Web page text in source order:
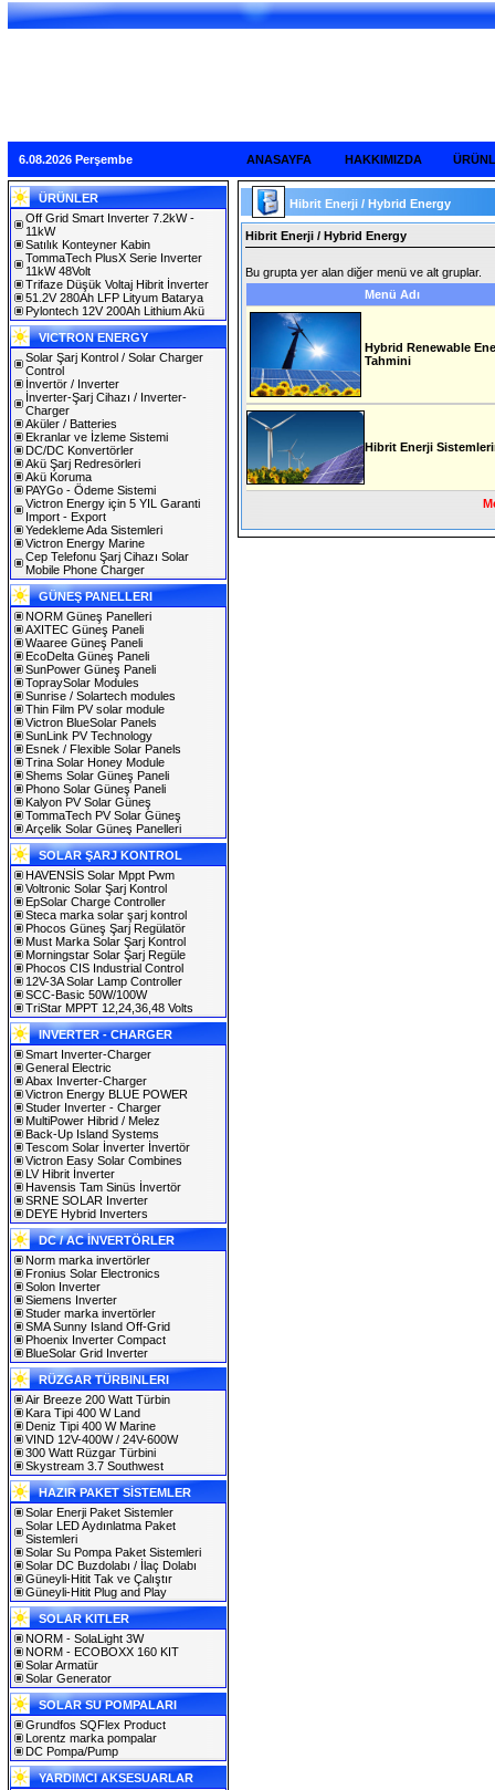
6.08.2026 Perşembe ANASAYFA HAKKIMIZDA
ÜRÜNLER
Off Grid Smart Inverter 7.2kW -
11kW
Satılık Konteyner Kabin
TommaTech PlusX Serie Inverter
11kW 48Volt
Trifaze Düşük Voltaj Hibrit İnverter
51.2V 280Ah LFP Lityum Batarya
Pylontech 12V 200Ah Lithium Akü
VICTRON ENERGY
Solar Şarj Kontrol / Solar Charger
Control
İnvertör / Inverter
İnverter-Şarj Cihazı / Inverter-
Charger
Aküler / Batteries
Ekranlar ve İzleme Sistemi
DC/DC Konvertörler
Akü Şarj Redresörleri
Akü Koruma
PAYGo - Ödeme Sistemi
Victron Energy için 5 YIL Garanti
Import - Export
Yedekleme Ada Sistemleri
Victron Energy Marine
Cep Telefonu Şarj Cihazı Solar
Mobile Phone Charger
GÜNEŞ PANELLERI
NORM Güneş Panelleri
AXITEC Güneş Paneli
Waaree Güneş Paneli
EcoDelta Güneş Paneli
SunPower Güneş Paneli
TopraySolar Modules
Sunrise / Solartech modules
Thin Film PV solar module
Victron BlueSolar Panels
SunLink PV Technology
Esnek / Flexible Solar Panels
Trina Solar Honey Module
Shems Solar Güneş Paneli
Phono Solar Güneş Paneli
Kalyon PV Solar Güneş
TommaTech PV Solar Güneş
Arçelik Solar Güneş Panelleri
SOLAR ŞARJ KONTROL
HAVENSİS Solar Mppt Pwm
Voltronic Solar Şarj Kontrol
EpSolar Charge Controller
Steca marka solar şarj kontrol
Phocos Güneş Şarj Regülatör
Must Marka Solar Şarj Kontrol
Morningstar Solar Şarj Regüle
Phocos CIS Industrial Control
12V-3A Solar Lamp Controller
SCC-Basic 50W/100W
TriStar MPPT 12,24,36,48 Volts
INVERTER - CHARGER
Smart Inverter-Charger
General Electric
Abax Inverter-Charger
Victron Energy BLUE POWER
Studer Inverter - Charger
MultiPower Hibrid / Melez
Back-Up Island Systems
Tescom Solar İnverter İnvertör
Victron Easy Solar Combines
LV Hibrit İnverter
Havensis Tam Sinüs İnvertör
SRNE SOLAR Inverter
DEYE Hybrid Inverters
DC / AC İNVERTÖRLER
Norm marka invertörler
Fronius Solar Electronics
Solon Inverter
Siemens Inverter
Studer marka invertörler
SMA Sunny Island Off-Grid
Phoenix Inverter Compact
BlueSolar Grid Inverter
RÜZGAR TÜRBINLERI
Air Breeze 200 Watt Türbin
Kara Tipi 400 W Land
Deniz Tipi 400 W Marine
VIND 12V-400W / 24V-600W
300 Watt Rüzgar Türbini
Skystream 3.7 Southwest
HAZIR PAKET SİSTEMLER
Solar Enerji Paket Sistemler
Solar LED Aydınlatma Paket
Sistemleri
Solar Su Pompa Paket Sistemleri
Solar DC Buzdolabı / İlaç Dolabı
Güneyli-Hitit Tak ve Çalıştır
Güneyli-Hitit Plug and Play
SOLAR KITLER
NORM - SolaLight 3W
NORM - ECOBOXX 160 KIT
Solar Armatür
Solar Generator
SOLAR SU POMPALARI
Grundfos SQFlex Product
Lorentz marka pompalar
DC Pompa/Pump
YARDIMCI AKSESUARLAR
Hibrit Enerji / Hybrid Energy
Hibrit Enerji / Hybrid Energy
Bu grupta yer alan diğer menü ve alt gruplar.
Menü Adı
Hybrid Renewable
Tahmini
Hibrit Enerji